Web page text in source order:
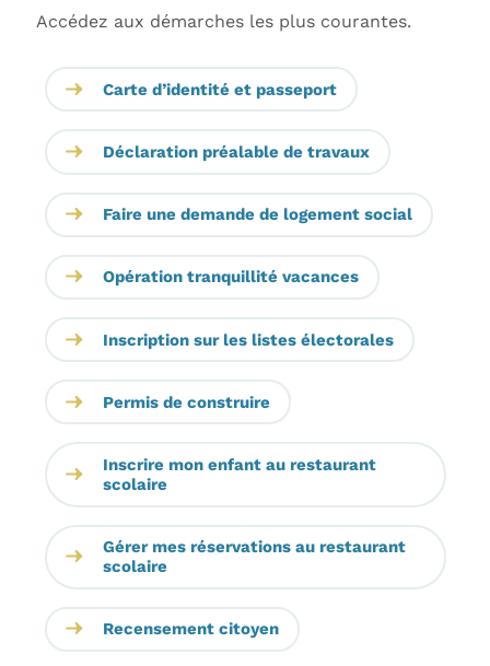
Accédez aux démarches les plus courantes.
Carte d’identité et passeport
Déclaration préalable de travaux
Faire une demande de logement social
Opération tranquillité vacances
Inscription sur les listes électorales
Permis de construire
Inscrire mon enfant au restaurant
scolaire
Gérer mes réservations au restaurant
scolaire
Recensement citoyen